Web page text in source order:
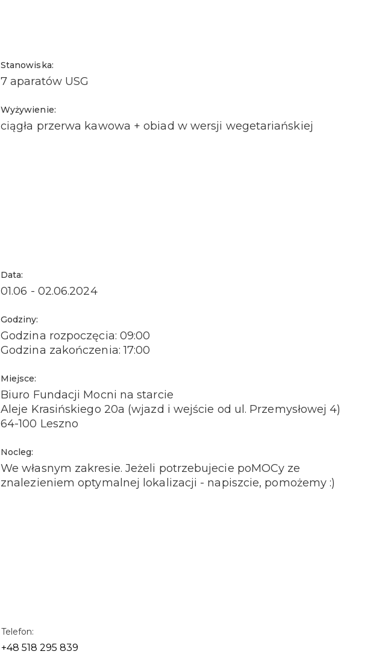
Stanowiska:
7 aparatów USG
Wyżywienie:
ciągła przerwa kawowa + obiad w wersji wegetariańskiej
Data:
01.06 - 02.06.2024
Godziny:
Godzina rozpoczęcia: 09:00
Godzina zakończenia: 17:00
Miejsce:
Biuro Fundacji Mocni na starcie
Aleje Krasińskiego 20a (wjazd i wejście od ul. Przemysłowej 4)
64-100 Leszno
Nocleg:
We własnym zakresie. Jeżeli potrzebujecie poMOCy ze
znalezieniem optymalnej lokalizacji - napiszcie, pomożemy :)
Telefon:
+48 518 295 839